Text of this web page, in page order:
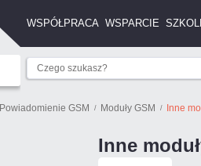
WSPÓŁPRACA WSPARCIE
Powiadomienie GSM Moduły GSM Inne
Inne